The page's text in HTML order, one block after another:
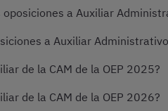
a Auxiliar
a Auxiliar
de la CAM de la OEP 2025?
de la CAM de la OEP 2026?